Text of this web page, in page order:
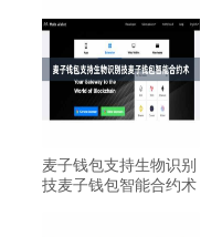
麦子钱包支持生物识别
技麦子钱包智能合约术